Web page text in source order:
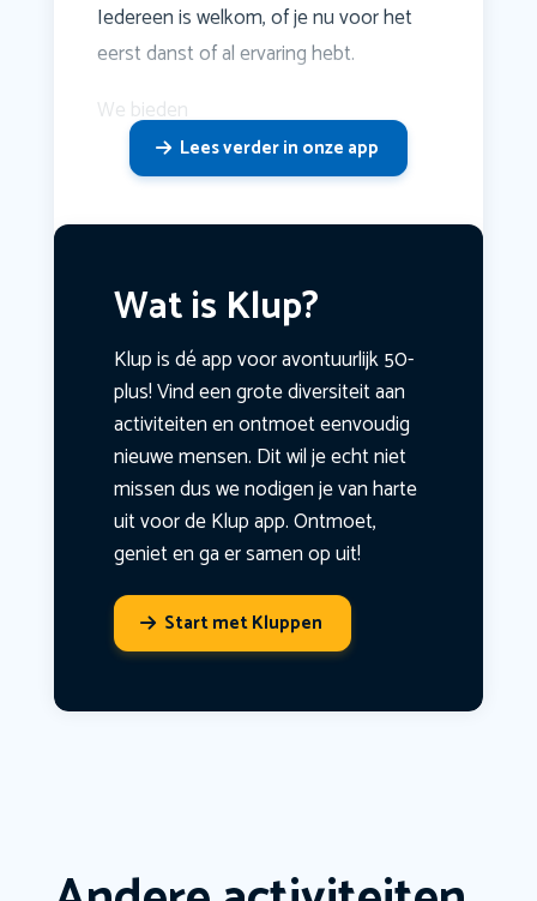
Iedereen is welkom, of je nu voor het
eerst danst of al ervaring hebt.
We bieden
Lees verder in onze app
Wat is Klup?
Klup is dé app voor avontuurlijk 50-
plus! Vind een grote diversiteit aan
activiteiten en ontmoet eenvoudig
nieuwe mensen. Dit wil je echt niet
missen dus we nodigen je van harte
uit voor de Klup app. Ontmoet,
geniet en ga er samen op uit!
Start met Kluppen